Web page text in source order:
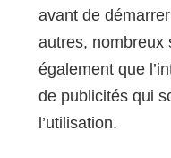
avant de
autres, nombreux
également que
de publicités qui
l’utilisation.